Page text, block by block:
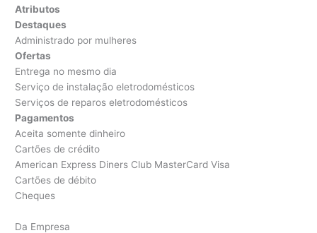
Atributos
Destaques
Administrado por mulheres
Ofertas
Entrega no mesmo dia
Serviço de instalação eletrodomésticos
Serviços de reparos eletrodomésticos
Pagamentos
Aceita somente dinheiro
Cartões de crédito
American Express Diners Club MasterCard Visa
Cartões de débito
Cheques
Da Empresa